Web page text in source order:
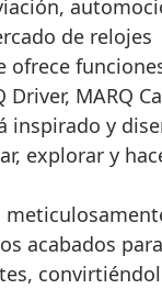
de relojes
ofrece
MARQ
inspirado y
explorar y
acabados para